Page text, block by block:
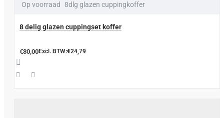
Op voorraad 8dlg glazen cuppingkoffer
8 delig glazen cuppingset koffer
€30,00Excl. BTW:€24,79